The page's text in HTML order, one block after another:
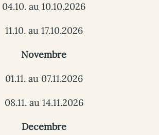
04.10. au 10.10.2026
11.10. au 17.10.2026
Novembre
01.11. au 07.11.2026
08.11. au 14.11.2026
Decembre